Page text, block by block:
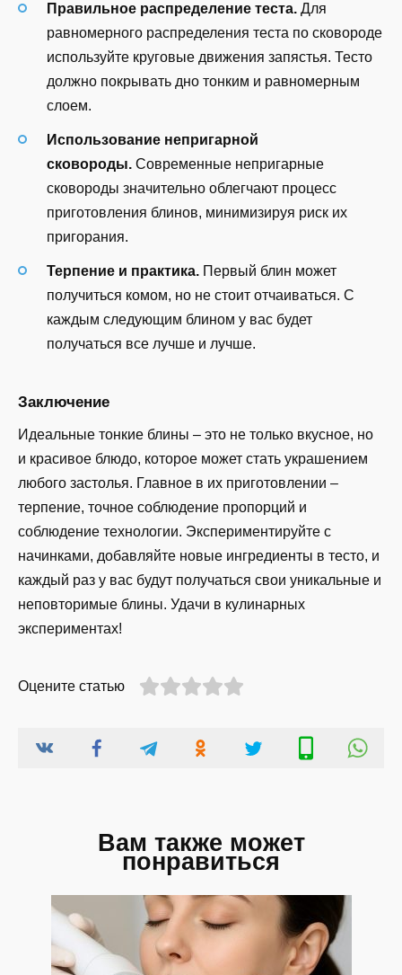
Правильное распределение теста. Для
равномерного распределения теста по сковороде
используйте круговые движения запястья. Тесто
должно покрывать дно тонким и равномерным
слоем.
Использование непригарной
сковороды. Современные непригарные
сковороды значительно облегчают процесс
приготовления блинов, минимизируя риск их
пригорания.
Терпение и практика. Первый блин может
получиться комом, но не стоит отчаиваться. С
каждым следующим блином у вас будет
получаться все лучше и лучше.
Заключение
Идеальные тонкие блины – это не только вкусное, но
и красивое блюдо, которое может стать украшением
любого застолья. Главное в их приготовлении –
терпение, точное соблюдение пропорций и
соблюдение технологии. Экспериментируйте с
начинками, добавляйте новые ингредиенты в тесто, и
каждый раз у вас будут получаться свои уникальные и
неповторимые блины. Удачи в кулинарных
экспериментах!
Оцените статью
Вам также может
понравиться